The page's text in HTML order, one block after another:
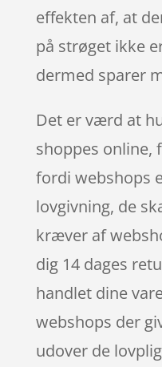
effekten af, at
på strøget ikke
dermed sparer
Det er værd at
shoppes online,
fordi webshops
lovgivning, de
kræver af
dig 14 dages
handlet dine
webshops der
udover de